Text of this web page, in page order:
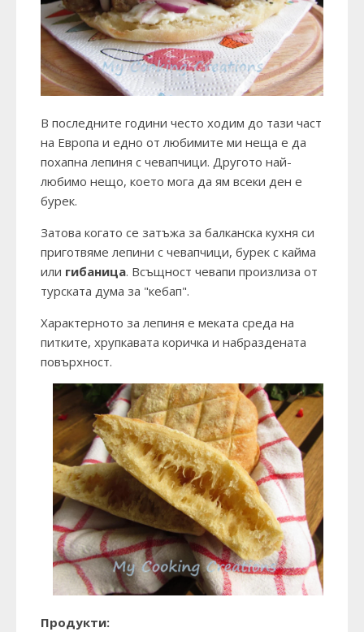
В последните години често ходим до тази част
на Европа и едно от любимите ми неща е да
похапна лепиня с чевапчици. Другото най-
любимо нещо, което мога да ям всеки ден е
бурек.
Затова когато се затъжа за балканска кухня си
приготвяме лепини с чевапчици, бурек с кайма
или гибаница. Всъщност чевапи произлиза от
турската дума за "кебап".
Характерното за лепиня е меката среда на
питките, хрупкавата коричка и набраздената
повърхност.
Продукти: